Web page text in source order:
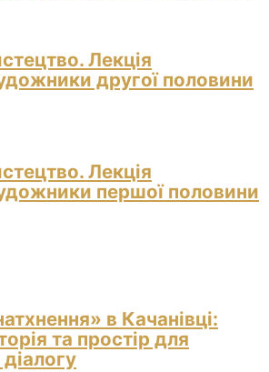
Лекція
другої половини
Лекція
першої половини
в Качанівці:
та простір для